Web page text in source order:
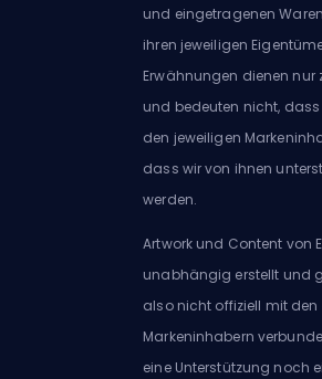
und eingetragenen
ihren jeweiligen
Erwähnungen dienen nur
und bedeuten nicht,
den jeweiligen
dass wir von ihnen
werden.
Artwork und Content von
unabhängig erstellt und
also nicht offiziell mit
Markeninhabern
eine Unterstützung noch